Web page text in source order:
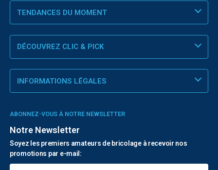
TENDANCES DU MOMENT
DÉCOUVREZ CLIC & PICK
INFORMATIONS LÉGALES
ABONNEZ-VOUS À NOTRE NEWSLETTER
Notre Newsletter
Soyez les premiers amateurs de bricolage à recevoir nos
promotions par e-mail: